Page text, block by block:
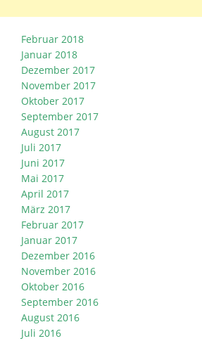
Februar 2018
Januar 2018
Dezember 2017
November 2017
Oktober 2017
September 2017
August 2017
Juli 2017
Juni 2017
Mai 2017
April 2017
März 2017
Februar 2017
Januar 2017
Dezember 2016
November 2016
Oktober 2016
September 2016
August 2016
Juli 2016